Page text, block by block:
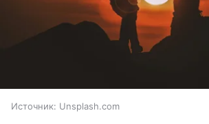
Источник: Unsplash.com